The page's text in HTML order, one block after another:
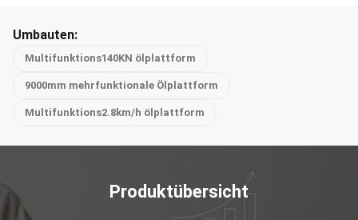
Umbauten:
Multifunktions140KN ölplattform
9000mm mehrfunktionale Ölplattform
Multifunktions2.8km/h ölplattform
Produktübersicht